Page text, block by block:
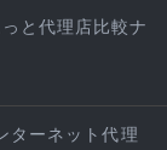
と代理店比較ナ
ターネット代理